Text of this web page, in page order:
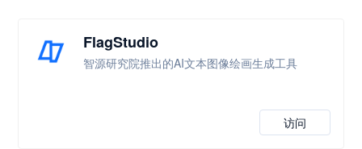
FlagStudio
智源研究院推出的AI文本图像绘画生成工具
访问